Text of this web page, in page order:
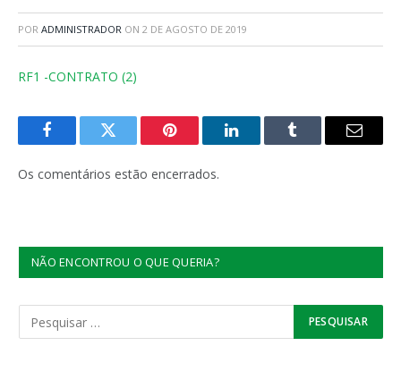
POR ADMINISTRADOR ON 2 DE AGOSTO DE 2019
RF1 -CONTRATO (2)
FacebookTwitter Pinterest LinkedInTumblr
E-
Os comentários estão encerrados.
NÃO ENCONTROU O QUE QUERIA?